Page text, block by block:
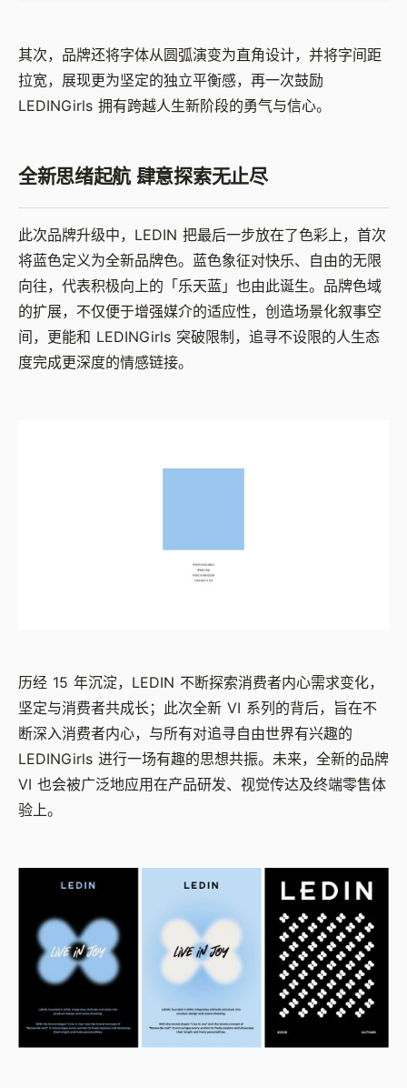
其次，品牌还将字体从圆弧演变为直角设计，并将字间距
拉宽，展现更为坚定的独立平衡感，再一次鼓励
LEDINGirls 拥有跨越人生新阶段的勇气与信心。
全新思绪起航 肆意探索无止尽
此次品牌升级中，LEDIN 把最后一步放在了色彩上，首次
将蓝色定义为全新品牌色。蓝色象征对快乐、自由的无限
向往，代表积极向上的「乐天蓝」也由此诞生。品牌色域
的扩展，不仅便于增强媒介的适应性，创造场景化叙事空
间，更能和 LEDINGirls 突破限制，追寻不设限的人生态
度完成更深度的情感链接。
历经 15 年沉淀，LEDIN 不断探索消费者内心需求变化，
坚定与消费者共成长；此次全新 VI 系列的背后，旨在不
断深入消费者内心，与所有对追寻自由世界有兴趣的
LEDINGirls 进行一场有趣的思想共振。未来，全新的品牌
VI 也会被广泛地应用在产品研发、视觉传达及终端零售体
验上。